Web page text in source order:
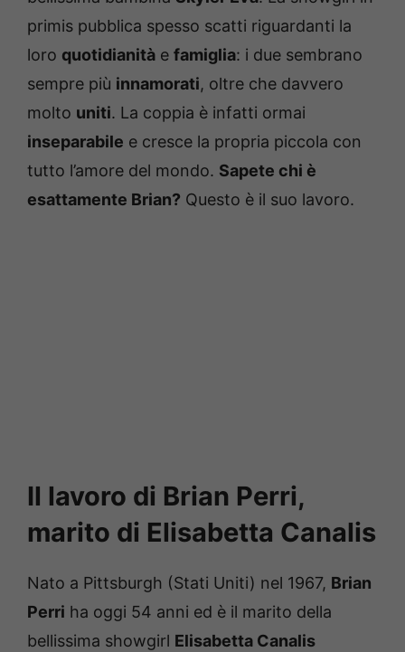
primis pubblica spesso scatti riguardanti la
loro quotidianità e famiglia: i due sembrano
sempre più innamorati, oltre che davvero
molto uniti. La coppia è infatti ormai
inseparabile e cresce la propria piccola con
tutto l’amore del mondo. Sapete chi è
esattamente Brian? Questo è il suo lavoro.
Il lavoro di Brian Perri,
marito di Elisabetta Canalis
Nato a Pittsburgh (Stati Uniti) nel 1967, Brian
Perri ha oggi 54 anni ed è il marito della
bellissima showgirl Elisabetta Canalis